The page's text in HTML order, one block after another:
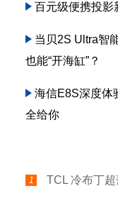
百元级便携投影
当贝2S Ultra智
也能“开海缸”？
海信E8S深度体
全给你
1